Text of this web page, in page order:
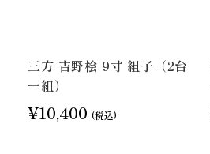
三方 吉野桧 9寸 組子（2台
一組）
¥10,400 (税込)